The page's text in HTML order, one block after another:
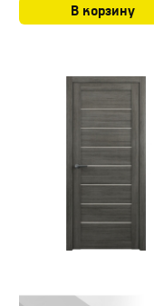
В корзину